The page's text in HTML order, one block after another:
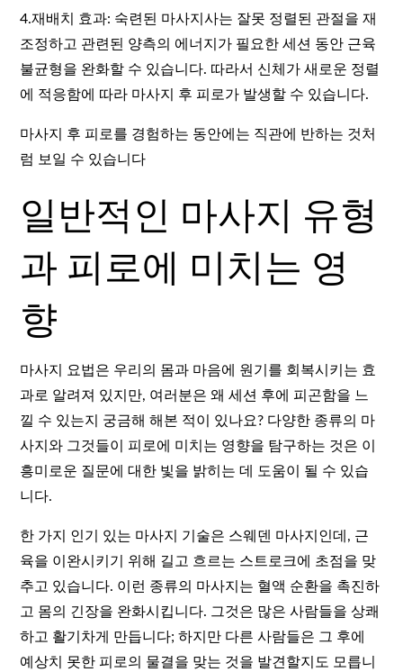
4.재배치 효과: 숙련된 마사지사는 잘못 정렬된 관절을 재
조정하고 관련된 양측의 에너지가 필요한 세션 동안 근육
불균형을 완화할 수 있습니다. 따라서 신체가 새로운 정렬
에 적응함에 따라 마사지 후 피로가 발생할 수 있습니다.
마사지 후 피로를 경험하는 동안에는 직관에 반하는 것처
럼 보일 수 있습니다
일반적인 마사지 유형
과 피로에 미치는 영
향
마사지 요법은 우리의 몸과 마음에 원기를 회복시키는 효
과로 알려져 있지만, 여러분은 왜 세션 후에 피곤함을 느
낄 수 있는지 궁금해 해본 적이 있나요? 다양한 종류의 마
사지와 그것들이 피로에 미치는 영향을 탐구하는 것은 이
흥미로운 질문에 대한 빛을 밝히는 데 도움이 될 수 있습
니다.
한 가지 인기 있는 마사지 기술은 스웨덴 마사지인데, 근
육을 이완시키기 위해 길고 흐르는 스트로크에 초점을 맞
추고 있습니다. 이런 종류의 마사지는 혈액 순환을 촉진하
고 몸의 긴장을 완화시킵니다. 그것은 많은 사람들을 상쾌
하고 활기차게 만듭니다; 하지만 다른 사람들은 그 후에
예상치 못한 피로의 물결을 맞는 것을 발견할지도 모릅니